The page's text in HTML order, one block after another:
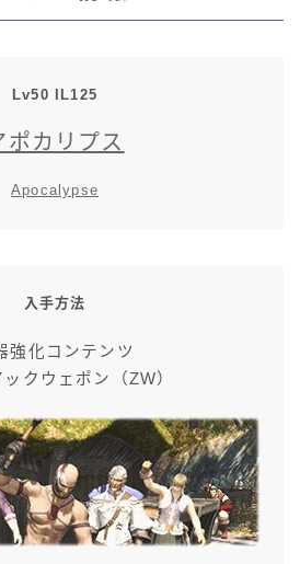
憶戦
Lv50 IL125
ポカリプス
Apocalypse
入手方法
強化コンテンツ
ックウェポン（ZW）